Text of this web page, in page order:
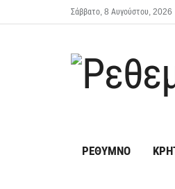
Σάββατο, 8 Αυγούστου, 2026
ΡΕΘΥΜΝΟ